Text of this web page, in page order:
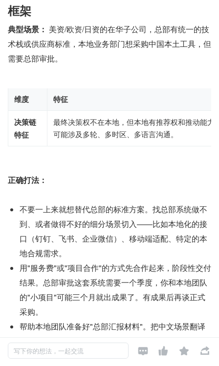
框架
典型场景： 美资/欧资/日资的在华子公司，总部有统一的技
术栈或供应商标准，本地业务部门想采购中国本土工具，但
需要总部审批。
维度 特征
决策链
特征
最终决策权不在本地，但本地有推荐权和推动能力
可能涉及多轮、多时区、多语言沟通。
正确打法：
不要一上来就想替代总部的标准方案。找总部系统做不
到、或者做得不好的细分场景切入——比如本地化的接
口（钉钉、飞书、企业微信）、移动端适配、特定的本
地合规需求。
用"服务费"或"项目合作"的方式先合作起来，阶段性交付
结果。总部审批这套系统需要一个季度，你和本地团队
的"小项目"可能三个月就出成果了。有成果后再谈正式
采购。
帮助本地团队准备好"总部汇报材料"。把中文场景翻译
成总部听得懂的语言——不要讲"中国市场的特殊性"，
要讲"这套方案在亚太区的复制可行性"。
写下你的想法，一起交流    